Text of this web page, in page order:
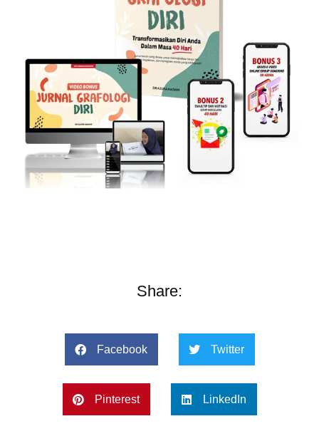
Share:
Facebook Twitter
Pinterest LinkedIn